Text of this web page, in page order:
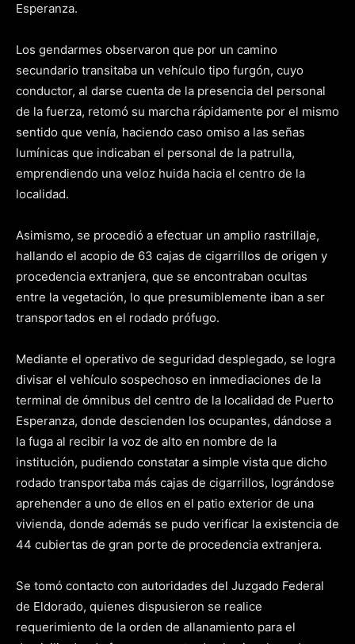
Esperanza.
Los gendarmes observaron que por un camino
secundario transitaba un vehículo tipo furgón, cuyo
conductor, al darse cuenta de la presencia del personal
de la fuerza, retomó su marcha rápidamente por el mismo
sentido que venía, haciendo caso omiso a las señas
lumínicas que indicaban el personal de la patrulla,
emprendiendo una veloz huida hacia el centro de la
localidad.
Asimismo, se procedió a efectuar un amplio rastrillaje,
hallando el acopio de 63 cajas de cigarrillos de origen y
procedencia extranjera, que se encontraban ocultas
entre la vegetación, lo que presumiblemente iban a ser
transportados en el rodado prófugo.
Mediante el operativo de seguridad desplegado, se logra
divisar el vehículo sospechoso en inmediaciones de la
terminal de ómnibus del centro de la localidad de Puerto
Esperanza, donde descienden los ocupantes, dándose a
la fuga al recibir la voz de alto en nombre de la
institución, pudiendo constatar a simple vista que dicho
rodado transportaba más cajas de cigarrillos, lográndose
aprehender a uno de ellos en el patio exterior de una
vivienda, donde además se pudo verificar la existencia de
44 cubiertas de gran porte de procedencia extranjera.
Se tomó contacto con autoridades del Juzgado Federal
de Eldorado, quienes dispusieron se realice
requerimiento de la orden de allanamiento para el